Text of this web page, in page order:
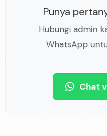
Punya
Hubungi admin
WhatsApp
Chat